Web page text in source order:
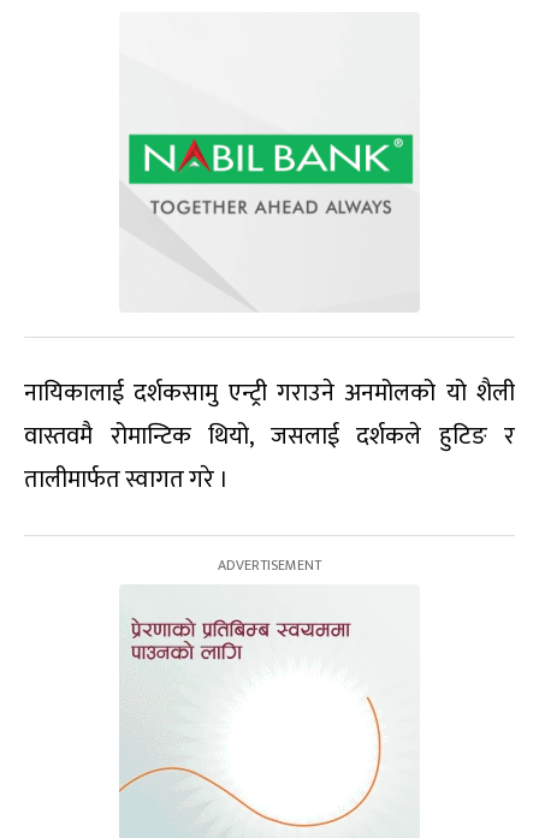
नायिकालाई दर्शकसामु एन्ट्री गराउने अनमोलको यो शैली
वास्तवमै रोमान्टिक थियो, जसलाई दर्शकले हुटिङ र
तालीमार्फत स्वागत गरे ।